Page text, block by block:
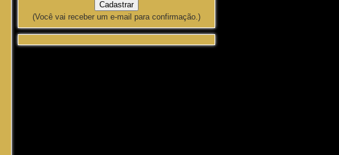
(Você vai receber um e-mail para confirmação.)